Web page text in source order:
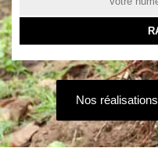
Nos réalisations